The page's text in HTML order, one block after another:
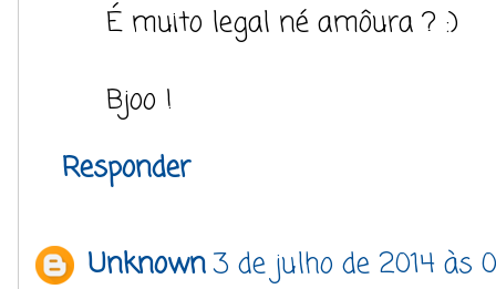
É muito legal né amôura ? :)
Bjoo !
Responder
Unknown3 de julho de 2014 às